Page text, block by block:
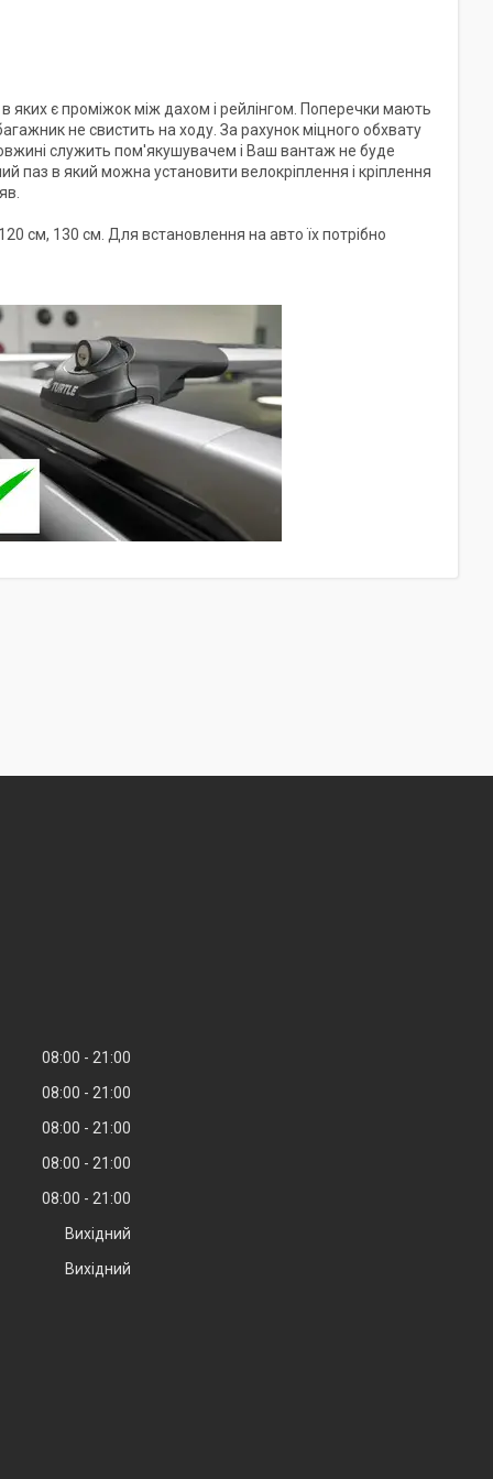
яких є проміжок між дахом і рейлінгом. Поперечки мають
не свистить на ходу. За рахунок міцного обхвату
служить пом'якушувачем і Ваш вантаж не буде
в який можна установити велокріплення і кріплення
см, 130 см. Для встановлення на авто їх потрібно
08:00
21:00
08:00
21:00
08:00
21:00
08:00
21:00
08:00
21:00
Вихідний
Вихідний